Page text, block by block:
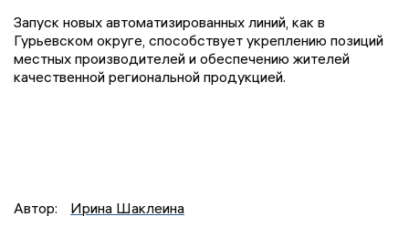
Запуск новых автоматизированных линий, как в
Гурьевском округе, способствует укреплению позиций
местных производителей и обеспечению жителей
качественной региональной продукцией.
Автор: Ирина Шаклеина